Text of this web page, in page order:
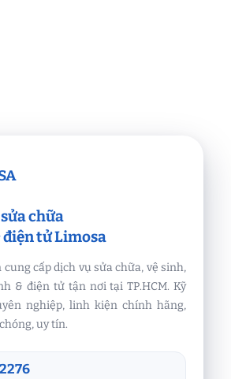
chữa
điện tử Limosa
cấp dịch vụ sửa chữa, vệ sinh,
& điện tử tận nơi tại TP.HCM. Kỹ
nghiệp, linh kiện chính hãng,
uy tín.